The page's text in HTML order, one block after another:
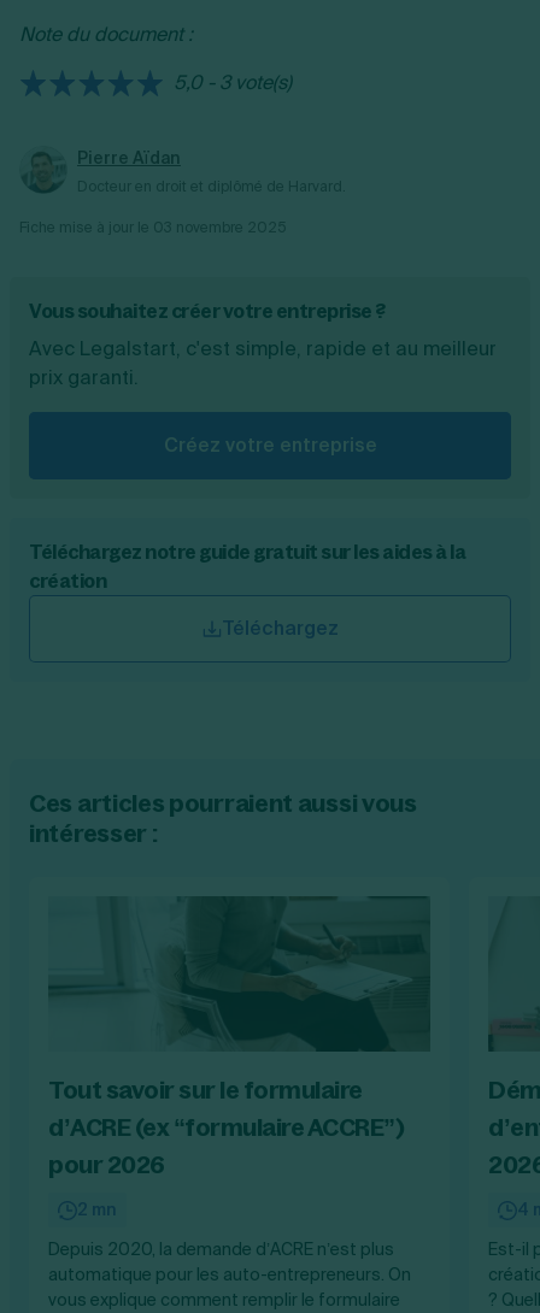
Note du document :
5,0 - 3 vote(s)
Pierre Aïdan
Vous souhaitez créer votre entreprise ?
Avec Legalstart, c'est simple, rapide et au meilleur
prix garanti.
Créez votre entreprise
Téléchargez notre guide gratuit sur les aides à la
création
Téléchargez
Ces articles pourraient aussi vous
intéresser :
Tout savoir sur le formulaire
d’ACRE (ex “formulaire ACCRE”)
pour 2026
2 mn
Depuis 2020, la demande d’ACRE n’est plus
automatique pour les auto-entrepreneurs. On
vous explique comment remplir le formulaire
4
Est-il
?